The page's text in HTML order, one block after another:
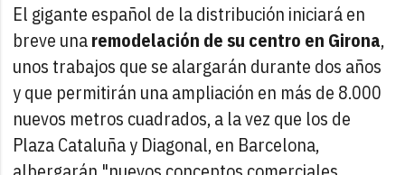
El gigante español de la distribución iniciará en
breve unaremodelación de su centro en Girona,
unos trabajos que se alargarán durante dos años
y que permitirán una ampliación en más de 8.000
nuevos metros cuadrados, a la vez que los de
Plaza Cataluña y Diagonal, en Barcelona,